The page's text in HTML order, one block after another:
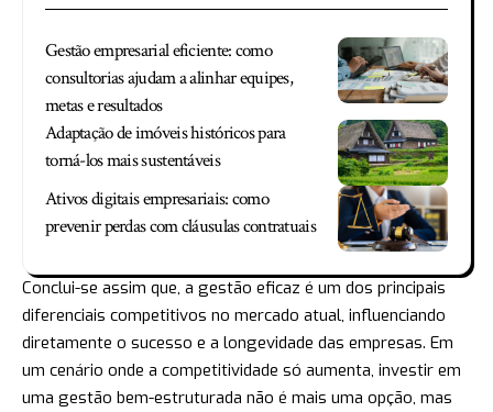
Gestão empresarial eficiente: como
consultorias ajudam a alinhar equipes,
metas e resultados
Adaptação de imóveis históricos para
torná-los mais sustentáveis
Ativos digitais empresariais: como
prevenir perdas com cláusulas contratuais
Conclui-se assim que, a gestão eficaz é um dos principais
diferenciais competitivos no mercado atual, influenciando
diretamente o sucesso e a longevidade das empresas. Em
um cenário onde a competitividade só aumenta, investir em
uma gestão bem-estruturada não é mais uma opção, mas